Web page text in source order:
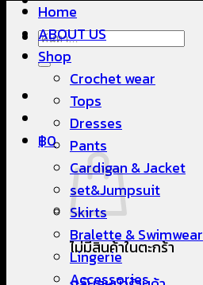
ค้นหา:
฿0
ไม่มีสินค้าในตะกร้า
Home
ABOUT US
Shop
Crochet wear
Tops
Dresses
Pants
Cardigan & Jacket
set&Jumpsuit
Skirts
Bralette & Swimwear
Lingerie
Accessories